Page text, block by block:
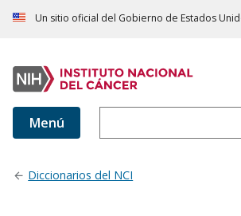
Un sitio oficial del Gobierno de Estados
Menú
Diccionarios del NCI